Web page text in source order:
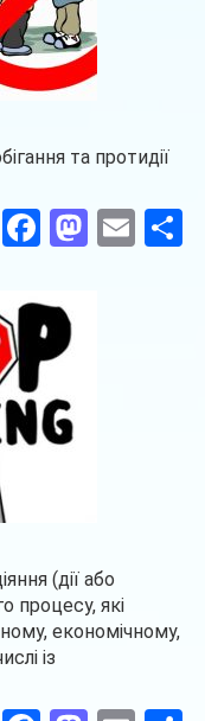
та протидії
Facebook
(дії або
процесу, які
економічному,
із